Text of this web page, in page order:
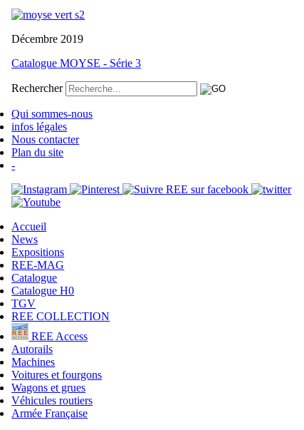
Décembre 2019
Catalogue MOYSE - Série 3
Rechercher
Qui sommes-nous
infos légales
Nous contacter
Plan du site
-
Accueil
News
Expositions
REE-MAG
Catalogue
Catalogue H0
TGV
REE COLLECTION
REE Access
Autorails
Machines
Voitures et fourgons
Wagons et grues
Véhicules routiers
Armée Française